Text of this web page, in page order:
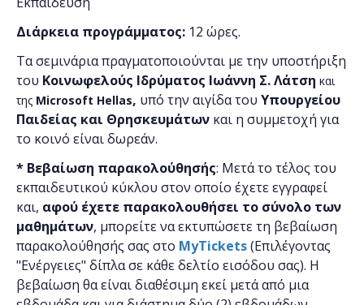
Διάρκεια προγράμματος: 12 ώρες.
Τα σεμινάρια πραγματοποιούνται με την υποστήριξη
του Κοινωφελούς Ιδρύματος Ιωάννη Σ. Λάτση και
της Microsoft Hellas, υπό την αιγίδα του Υπουργείου
Παιδείας και Θρησκευμάτων και η συμμετοχή για
το κοινό είναι δωρεάν.
* Bεβαίωση παρακολούθησής: Μετά το τέλος του
εκπαιδευτικού κύκλου στον οποίο έχετε εγγραφεί
και, αφού έχετε παρακολουθήσει το σύνολο των
μαθημάτων, μπορείτε να εκτυπώσετε τη βεβαίωση
παρακολούθησής σας στο MyTickets(Επιλέγοντας
"Ενέργειες" δίπλα σε κάθε δελτίο εισόδου σας). Η
βεβαίωση θα είναι διαθέσιμη εκεί μετά από μια